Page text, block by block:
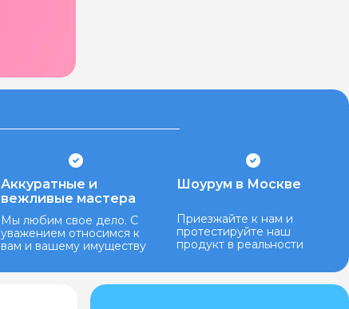
Аккуратные и
вежливые мастера
Мы любим свое дело. С
уважением относимся к
вам и вашему имуществу
Шоурум в Москве
Приезжайте к нам и
протестируйте наш
продукт в реальности